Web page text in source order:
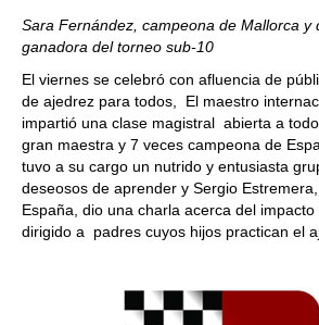
Sara Fernández, campeona de Mallorca y
ganadora del torneo sub-10
El viernes se celebró con afluencia de
de ajedrez para todos, El maestro
impartió una clase magistral abierta a
gran maestra y 7 veces campeona de
tuvo a su cargo un nutrido y entusiasta
deseosos de aprender y Sergio
España, dio una charla acerca del
dirigido a padres cuyos hijos practican el